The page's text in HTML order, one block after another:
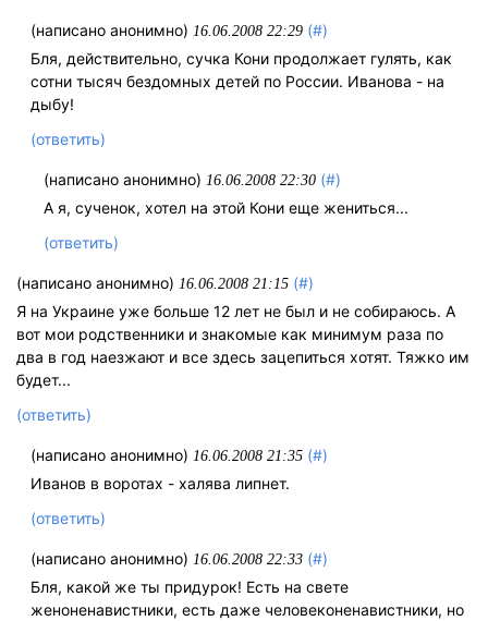
(написано анонимно) 16.06.2008 22:29 (#)
Бля, действительно, сучка Кони продолжает гулять, как
сотни тысяч бездомных детей по России. Иванова - на
дыбу!
(ответить)
(написано анонимно) 16.06.2008 22:30 (#)
А я, сученок, хотел на этой Кони еще жениться...
(ответить)
(написано анонимно) 16.06.2008 21:15 (#)
Я на Украине уже больше 12 лет не был и не собираюсь. А
вот мои родственники и знакомые как минимум раза по
два в год наезжают и все здесь зацепиться хотят. Тяжко им
будет...
(ответить)
(написано анонимно) 16.06.2008 21:35 (#)
Иванов в воротах - халява липнет.
(ответить)
(написано анонимно) 16.06.2008 22:33 (#)
Бля, какой же ты придурок! Есть на свете
женоненавистники, есть даже человеконенавистники, но